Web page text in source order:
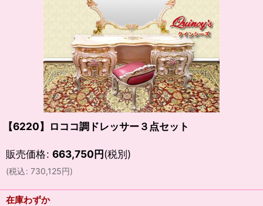
【6220】ロココ調ドレッサー３点セット
販売価格: 663,750円(税別)
(税込: 730,125円)
在庫わずか